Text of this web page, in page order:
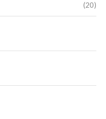
(20)